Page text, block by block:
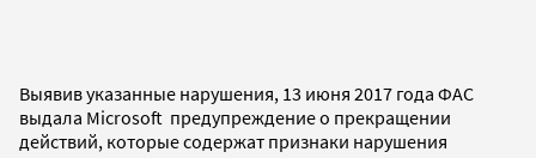
Выявив указанные нарушения, 13 июня 2017 года ФАС
выдала Microsoft предупреждение о прекращении
действий, которые содержат признаки нарушения